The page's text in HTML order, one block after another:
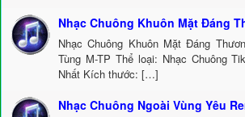
Nhạc Chuông Khuôn Mặt Đáng
Nhạc Chuông Khuôn Mặt Đáng
Tùng M-TP Thể loại: Nhạc Chuông
Nhất Kích thước: […]
Nhạc Chuông Ngoài Vùng Yêu